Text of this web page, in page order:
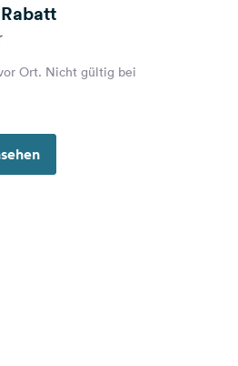
Ort. Nicht gültig bei